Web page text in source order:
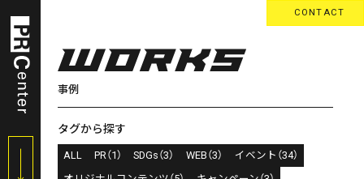
CONTACT
事例
タグから探す
ALL PR（1） SDGs（3） WEB（3）
イベント（34）